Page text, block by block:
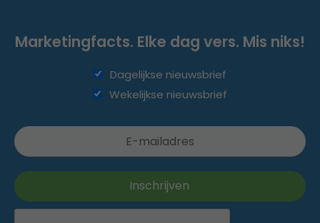
Marketingfacts. Elke dag vers. Mis niks!
Dagelijkse nieuwsbrief
Wekelijkse nieuwsbrief